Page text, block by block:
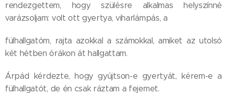
rendezgettem, hogy szülésre alkalmas helyszínné
varázsoljam: volt ott gyertya, viharlámpás, a
fülhallgatóm, rajta azokkal a számokkal, amiket az utolsó
két hétben órákon át hallgattam.
Árpád kérdezte, hogy gyújtson-e gyertyát, kérem-e a
fülhallgatót, de én csak ráztam a fejemet.